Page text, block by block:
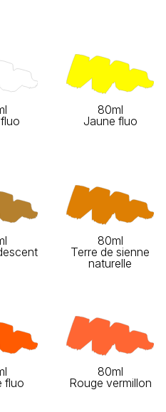
80ml
Jaune fluo
80ml
Terre de sienne
naturelle
fluo
80ml
Rouge vermillon